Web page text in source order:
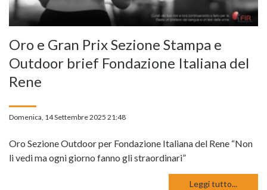
Oro e Gran Prix Sezione Stampa e
Outdoor brief Fondazione Italiana del
Rene
Domenica, 14 Settembre 2025 21:48
Oro Sezione Outdoor per Fondazione Italiana del Rene “Non
li vedi ma ogni giorno fanno gli straordinari”
Leggi tutto...